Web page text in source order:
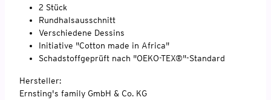
2 Stück
Rundhalsausschnitt
Verschiedene Dessins
Initiative "Cotton made in Africa"
Schadstoffgeprüft nach "OEKO-TEX®"-Standard
Hersteller:
Ernsting's family GmbH & Co. KG